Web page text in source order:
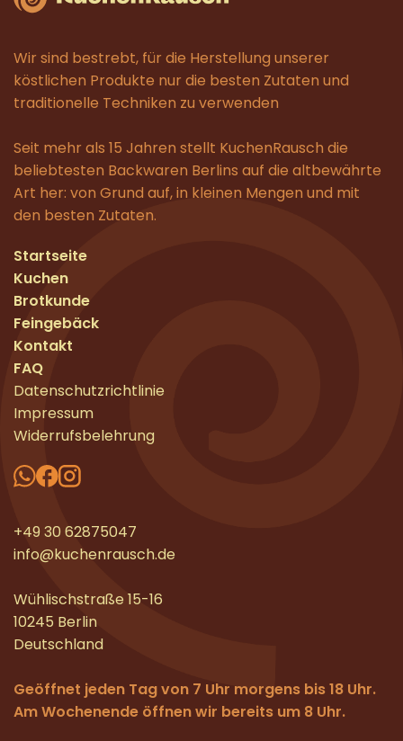
Wir sind bestrebt, für die Herstellung unserer
köstlichen Produkte nur die besten Zutaten und
traditionelle Techniken zu verwenden
Seit mehr als 15 Jahren stellt KuchenRausch die
beliebtesten Backwaren Berlins auf die altbewährte
Art her: von Grund auf, in kleinen Mengen und mit
den besten Zutaten.
Startseite
Kuchen
Brotkunde
Feingebäck
Kontakt
FAQ
Datenschutzrichtlinie
Impressum
Widerrufsbelehrung
+49 30 62875047
info@kuchenrausch.de
Wühlischstraße 15-16
10245 Berlin
Deutschland
Geöffnet jeden Tag von 7 Uhr morgens bis 18 Uhr.
Am Wochenende öffnen wir bereits um 8 Uhr.